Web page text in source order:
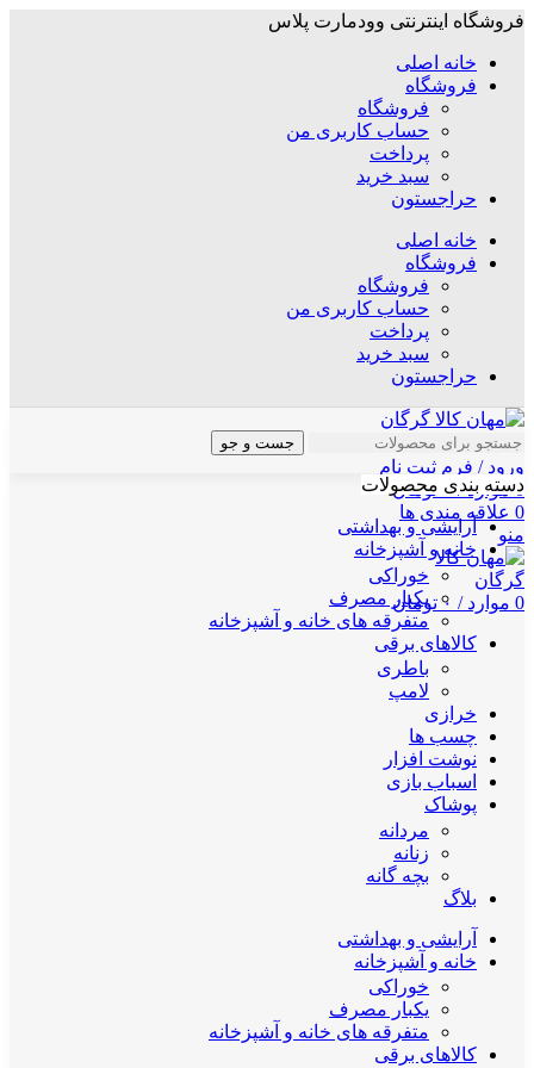
فروشگاه اینترنتی وودمارت پلاس
خانه اصلی
فروشگاه
فروشگاه
حساب کاربری من
پرداخت
سبد خرید
حراجستون
خانه اصلی
فروشگاه
فروشگاه
حساب کاربری من
پرداخت
سبد خرید
حراجستون
جست و جو
ورود / فرم ثبت نام
0 موارد / ۰ تومان
0 علاقه مندی ها
منو
0 موارد / ۰ تومان
دسته بندی محصولات
آرایشی و بهداشتی
خانه و آشپزخانه
خوراکی
یکبار مصرف
متفرقه های خانه و آشپزخانه
کالاهای برقی
باطری
لامپ
خرازی
چسب ها
نوشت افزار
اسباب بازی
پوشاک
مردانه
زنانه
بچه گانه
بلاگ
آرایشی و بهداشتی
خانه و آشپزخانه
خوراکی
یکبار مصرف
متفرقه های خانه و آشپزخانه
کالاهای برقی